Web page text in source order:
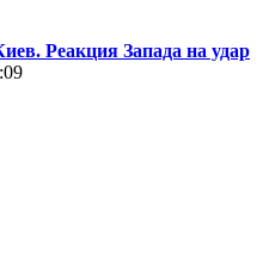
Реакция Запада на удар